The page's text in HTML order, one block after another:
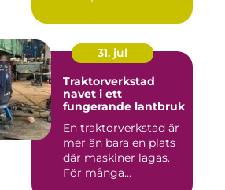
webbvideo...
31. jul
Traktorverkstad
navet i ett
fungerande lantbruk
En traktorverkstad är
mer än bara en plats
där maskiner lagas.
För många